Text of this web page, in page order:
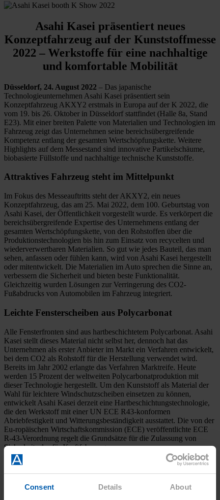
Consent Details About
Asahi Kasei präsentiert neues
Konzeptfahrzeug auf der Kunststoffmesse
2022 – Werkstoffe für eine nachhaltige
und komfortable Mobilität
Düsseldorf, 24. August 2022 – Das japanische
Technologieunternehmen Asahi Kasei präsentiert sein
Konzeptfahrzeug AKXY2 erstmals in Europa auf der K 2022, die
vom 19. bis 26. Oktober in Düsseldorf stattfindet (Halle 8a, Stand
E23). Mit einer breiten Palette von Materialien und Technologien im
Fahrzeug zeigt das Unternehmen seine bereichsübergreifende
Kompetenz entlang der gesamten Wertschöpfungskette. Weitere
Highlights auf dem Messestand sind innovative Partikelschäume,
biobasierte Füllstoffe und nachhaltige technische Kunststoffe.
Attraktives Fahrzeug steht im Mittelpunkt
Im Fokus des Messeauftritts steht der AKXY2, ein neues
Konzeptfahrzeug, das am 25. Mai 2022, dem 100. Geburtstag von
Asahi Kasei, der Öffentlichkeit vorgestellt wurde. Es verkörpert die
bereichsübergreifende Expertise des Unternehmens entlang der
gesamten Wertschöpfungskette, von den Rohstoffen über die
Produktionstechnologien bis hin zum Einsatz von recycelten und
wiederverwertbaren Materialien. So gut wie jedes Bauteil, das man
sehen, anfassen oder fühlen kann, wird von Asahi Kasei hergestellt
oder mitentwickelt. Die Materialien im Auto sprechen die Sinne an,
verbessern die Sicherheit und bieten beste Funktionalität.
Gleichzeitig wurden Lösungen zur Verringerung des CO2-
Fußabdrucks von Automobilen im Fahrzeug integriert.
Leichte Fensterscheiben aus Polycarbonat
Alle Fensterfronten sind aus hartbeschichtetem Polycarbonat. Asahi
Kasei stellt dieses Material nicht selbst her, dennoch hat das
Unternehmen als erster Anbieter im Markt ein Verfahren entwickelt,
bei dem CO2 als Rohstoff für die Herstellung verwendet wird.
Bereits im Jahr 2002 erlangte das Verfahren Marktreife. Heute
werden 15 Prozent der weltweiten Polycarbonatproduktion mit
dieser Technologie hergestellt. Um den Kunststoff als Material der
Wahl für leichtere Windschutzscheiben einsetzen zu können,
entwickelt Asahi Kasei derzeit eine Hartbeschichtungstechnologie,
die den Werkstoff mit einer UN ECE R43-konformen
Abriebfestigkeit und Witterungsbeständigkeit ausstattet. Die von der
Eu-ropäischen Wirtschaftskommission (ECE) veröffentlichte ECE
R-43-Verordnung regelt die Grundsätze für die Zulassung von
Sicherheitsglas für Kraftfahrzeuge.
Nachhaltige Stoffe und moderne Lichttechnologie
prägen den Innenraum